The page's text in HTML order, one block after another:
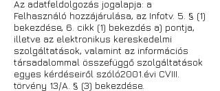
Az adatfeldolgozás jogalapja: a
Felhasználó hozzájárulása, az Infotv. 5. § (1)
bekezdése, 6. cikk (1) bekezdés a) pontja,
illetve az elektronikus kereskedelmi
szolgáltatások, valamint az információs
társadalommal összefüggő szolgáltatások
egyes kérdéseiről szóló2001.évi CVIII.
törvény 13/A. § (3) bekezdése.